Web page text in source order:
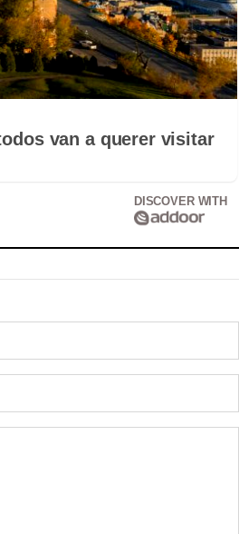
van a querer visitar
DISCOVER WITH